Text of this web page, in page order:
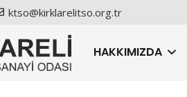
ktso@kirklarelitso.org.tr
HAKKIMIZDA